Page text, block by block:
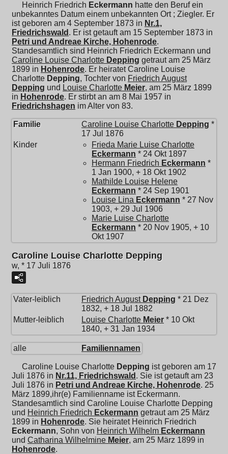
Heinrich Friedrich Eckermann hatte den Beruf ein
unbekanntes Datum einem unbekannten Ort ; Ziegler. Er
ist geboren am 4 September 1873 in Nr.1,
Friedrichswald . Er ist getauft am 15 September 1873 in
Petri und Andreae Kirche, Hohenrode.
Standesamtlich sind Heinrich Friedrich Eckermann und
Caroline Louise Charlotte Depping getraut am 25 März
1899 in Hohenrode. Er heiratetCaroline Louise
Charlotte Depping, Tochter von Friedrich August
Depping und Louise Charlotte Meier, am 25 März 1899
in Hohenrode. Er stirbt an am 8 Mai 1957 in
Friedrichshagen im Alter von 83.
Familie Caroline Louise Charlotte Depping *
17 Jul 1876
Kinder
Frieda Marie Luise Charlotte
Eckermann * 24 Okt 1897
Hermann Friedrich Eckermann *
1 Jan 1900, + 18 Okt 1902
Mathilde Louise Helene
Eckermann * 24 Sep 1901
Louise Lina Eckermann * 27 Nov
1903, + 29 Jul 1906
Marie Luise Charlotte
Eckermann * 20 Nov 1905, + 10
Okt 1907
Caroline Louise Charlotte Depping
w, * 17 Juli 1876
Vater-leiblich Friedrich August Depping * 21 Dez
1832, + 18 Jul 1882
Mutter-leiblich
Louise Charlotte Meier * 10 Okt
1840, + 31 Jan 1934
alle Familiennamen
Caroline Louise Charlotte Depping ist geboren am 17
Juli 1876 in Nr.11, Friedrichswald . Sie ist getauft am 23
Juli 1876 in Petri und Andreae Kirche, Hohenrode. 25
März 1899,ihr(e) Familienname ist Eckermann.
Standesamtlich sind Caroline Louise Charlotte Depping
und Heinrich Friedrich Eckermann getraut am 25 März
1899 in Hohenrode. Sie heiratet Heinrich Friedrich
Eckermann, Sohn von Heinrich Wilhelm Eckermann
und Catharina Wilhelmine Meier, am 25 März 1899 in
Hohenrode.